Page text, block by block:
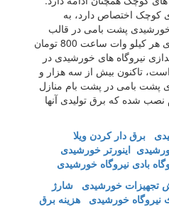
کوچک اختصاص دارد، به
خورشیدی پشت بامی در قالب
خرید تضمینی 20 ساله به ازای هر کیلو وات ساعت 800 تومان
نیروگاه های خورشیدی در
تاکنون بیش از سه هزار و
پشت بامی در پشت بام منازل
شده که برق تولیدی آنها
برق دار کردن ویلا
اینورتر خورشیدی
بادی نیروگاه خورشیدی
تجهیزات خورشیدی
شارژ
نیروگاه خورشیدی
هزینه برق